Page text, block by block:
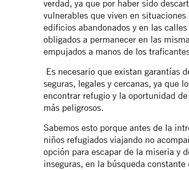
verdad, ya que por haber sido
vulnerables que viven en
edificios abandonados y en las
obligados a permanecer en las
empujados a manos de los
Es necesario que existan garantías
seguras, legales y cercanas, ya que
encontrar refugio y la oportunidad
más peligrosos.
Sabemos esto porque antes de la
niños refugiados viajando no
opción para escapar de la miseria y
inseguras, en la búsqueda